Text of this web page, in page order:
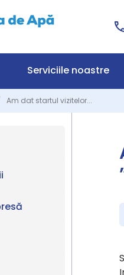
Serviciile noastre
Am dat startul vizitelor...